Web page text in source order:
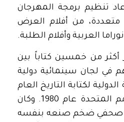
تنظيم برمجة المهرجان
متعددة، من أفلام العرض
العربية وأفلام الطلبة.
أكثر من خمسين كتاباً بين
في لجان سينمائية دولية
لكتابة التاريخ العام
للسينما التابعة للأمم المتحدة عام 1980. وكان
صحفي ضخم صنعه بنفسه